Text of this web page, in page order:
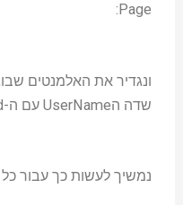
Page:
ונגדיר את האלמנטים
שדה הUserName עם ה-id שלו:
נמשיך לעשות כך עבור